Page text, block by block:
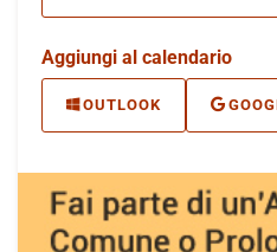
Aggiungi al calendario
OUTLOOK